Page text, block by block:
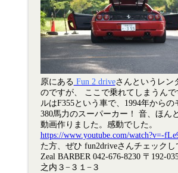
原にある Fun 2 driveさんというレン
のですが、 ここで乗れてしまうん
ルはF355という車で、1994年から
380馬力のスーパーカー！ 音、ほん
動画作りました。感動でした。
https://www.youtube.com/watch?v=-
た方、ぜひ fun2driveさんチェック
Zeal BARBER 042-676-8230 〒192-
之内３−３１−３